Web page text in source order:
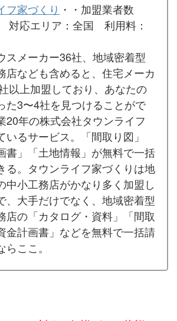
フ家づくり ・・加盟業者数
対応エリア：全国 利用料：
メーカー36社、地域密着型
店なども含めると、住宅メーカ
以上加盟しており、あなたの
た3〜4社を見つけることがで
20年の株式会社タウンライフ
いるサービス。「間取り図」
書」「土地情報」が無料で一括
る。タウンライフ家づくりは地
中小工務店がかなり多く加盟し
、大手だけでなく、地域密着型
店の「カタログ・資料」「間取
金計画書」などを無料で一括請
ここ。